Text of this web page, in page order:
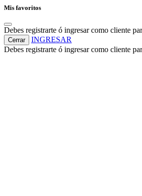
Mis favoritos
Debes registrarte ó ingresar como cliente
Cerrar
INGRESAR
Debes registrarte ó ingresar como cliente